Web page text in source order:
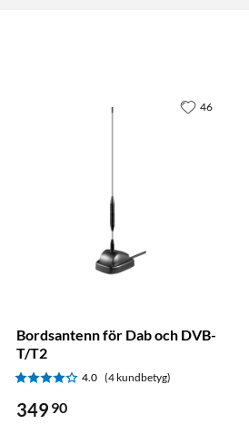
Bordsantenn för Dab och DVB-
T/T2
4.0 (4 kundbetyg)
349 90
46